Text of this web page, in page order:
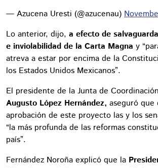
— Azucena Uresti (@azucenau)
Lo anterior, dijo, a efecto de
e inviolabilidad de la Carta Magna y
atreva a estar por encima de la
los Estados Unidos Mexicanos”.
El presidente de la Junta de
Augusto López Hernández, aseguró que
aprobación de este proyecto las y los
“la más profunda de las reformas
país”.
Fernández Noroña explicó que la